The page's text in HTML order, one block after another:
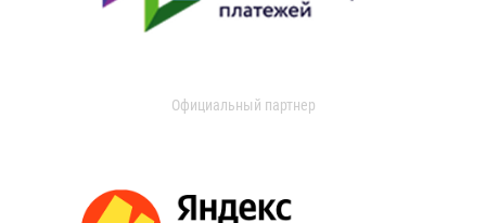
Официальный партнер